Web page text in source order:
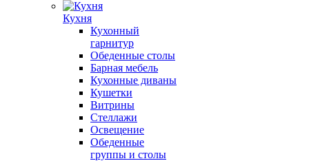
Кухня
Кухонный
гарнитур
Обеденные столы
Барная мебель
Кухонные диваны
Кушетки
Витрины
Стеллажи
Освещение
Обеденные
группы и столы